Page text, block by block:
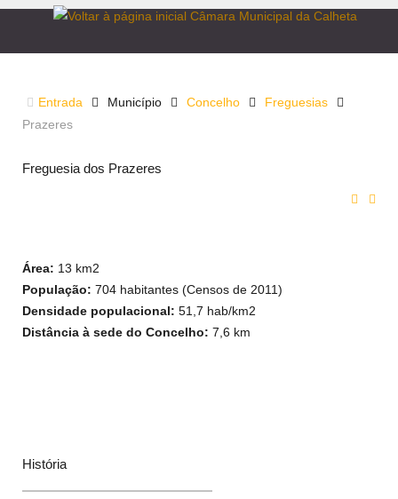
PRAZERES
Entrada Município Concelho
Freguesias
Prazeres
Freguesia dos Prazeres
Área: 13 km2
População: 704 habitantes (Censos de 2011)
Densidade populacional: 51,7 hab/km2
Distância à sede do Concelho: 7,6 km
História